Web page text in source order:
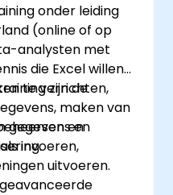
onder leiding
(online of op
analysten met
die Excel willen
te verrichten,
maken van
gegevens en
zijn de
en
invoeren,
uitvoeren.